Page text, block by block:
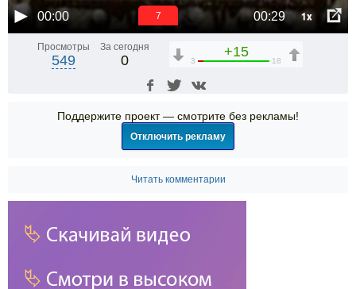
00:00 00:29 1x
6
Просмотры
549
За сегодня
0
+15
3 18
Поддержите проект — смотрите без рекламы!
Отключить рекламу
Читать комментарии